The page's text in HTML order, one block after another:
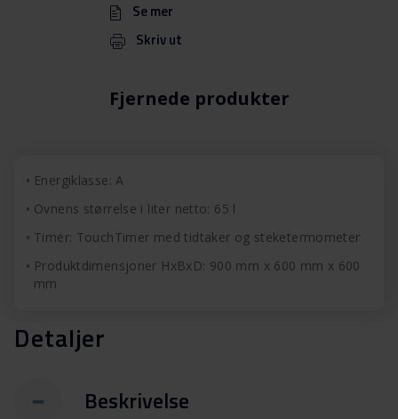
Fjernede produkter
Se mer
Skriv ut
Energiklasse: A
Ovnens størrelse i liter netto: 65 l
Timer: TouchTimer med tidtaker og steketermometer
Produktdimensjoner HxBxD: 900 mm x 600 mm x 600
mm
Detaljer
Beskrivelse